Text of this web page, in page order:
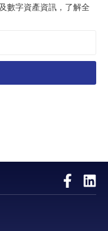
數字資產資訊，了解全